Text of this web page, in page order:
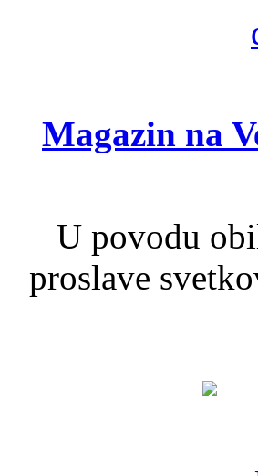
Magazin na
U povodu
proslave